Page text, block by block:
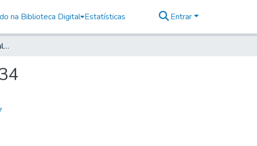
na Biblioteca Digital Estatísticas Entrar
O Commercio de São Paulo, 1902, Ano X, n. 3034